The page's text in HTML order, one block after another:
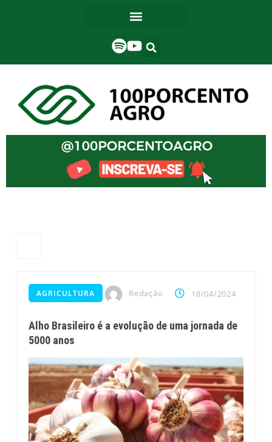
AGRICULTURA Redação 18/04/2024
Alho Brasileiro é a evolução de uma jornada de
5000 anos